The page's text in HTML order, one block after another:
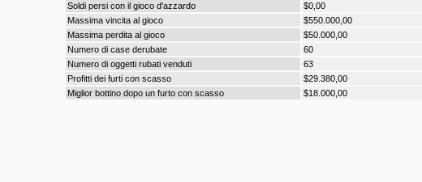
Soldi persi con il gioco d'azzardo
$0,00
Massima vincita al gioco
$550.000,00
Massima perdita al gioco
$50.000,00
Numero di case derubate
60
Numero di oggetti rubati venduti
63
Profitti dei furti con scasso
$29.380,00
Miglior bottino dopo un furto con scasso
$18.000,00